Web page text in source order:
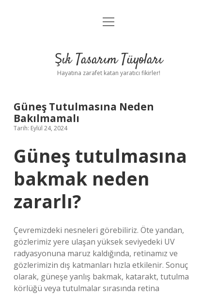
Anasayfa
Yasal Uyarı
menüyü
Şık Tasarım Tüyoları
Hayatına zarafet katan yaratıcı fikirler!
Güneş Tutulmasına Neden
Bakılmamalı
Tarih: Eylül 24, 2024
Güneş tutulmasına
bakmak neden
zararlı?
Çevremizdeki nesneleri görebiliriz. Öte yandan,
gözlerimiz yere ulaşan yüksek seviyedeki UV
radyasyonuna maruz kaldığında, retinamız ve
gözlerimizin dış katmanları hızla etkilenir. Sonuç
olarak, güneşe yanlış bakmak, katarakt, tutulma
körlüğü veya tutulmalar sırasında retina